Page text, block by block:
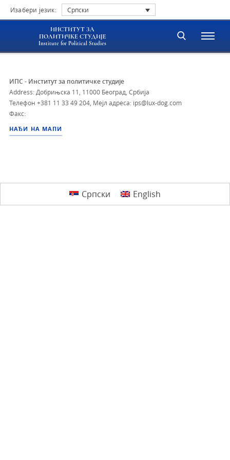
Изабери језик: Српски
ИНСТИТУТ ЗА
ПОЛИТИЧКЕ СТУДИЈЕ
Institute for Political Studies
ИПС - Институт за политичке студије
Address: Добрињска 11, 11000 Београд, Србија
Телефон +381 11 33 49 204 Мејл адреса: ips@lux-dog.com
Факс:
НАЂИ НА МАПИ
Српски English